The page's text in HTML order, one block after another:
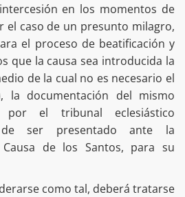
en los momentos de
el caso de un presunto milagro,
el proceso de beatificación y
que la causa sea introducida la
de la cual no es necesario el
la documentación del mismo
por el tribunal eclesiástico
ser presentado ante la
de los Santos, para su
como tal, deberá tratarse